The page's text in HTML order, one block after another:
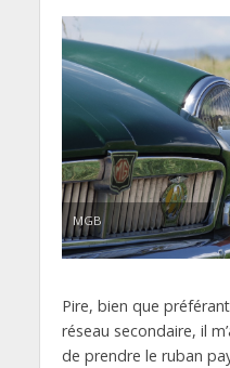
MGB
Pire, bien que
réseau secondaire, il
de prendre le ruban